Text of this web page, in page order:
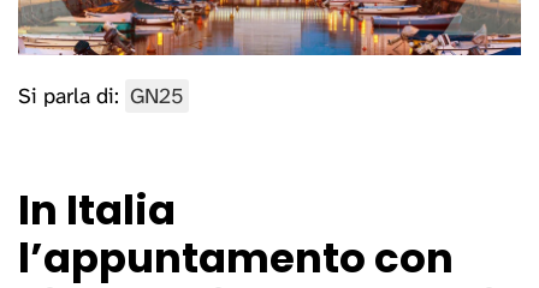
Si parla di: GN25
In Italia
l’appuntamento con